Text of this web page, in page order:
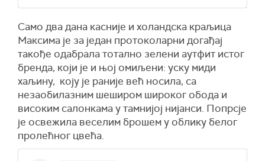
Само два дана касније и холандска краљица
Максима је за један протоколарни догађај
такође одабрала тотално зелени аутфит истог
бренда, који је и њој омиљени: уску миди
хаљину, коју је раније већ носила, са
незаобилазним шеширом широког обода и
високим салонкама у тамнијој нијанси. Попрсје
је освежила веселим брошем у облику белог
пролећног цвећа.